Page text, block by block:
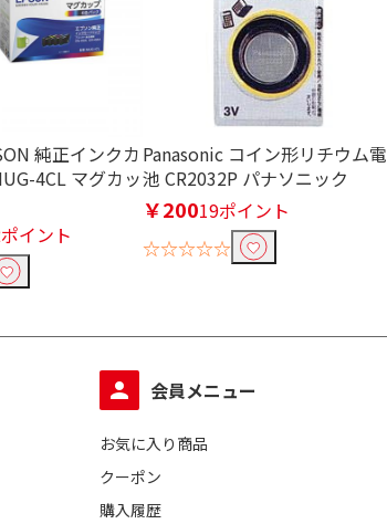
12本
純正インクカ
4CL マグカッ
イント
Panasonic コイン形リチウム電
池 CR2032P パナソニック
￥20019ポイント
☆☆☆☆☆
会員メニュー
お気に入り商品
クーポン
購入履歴